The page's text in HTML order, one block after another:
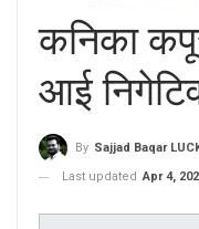
कनिका कपूर
आई
By Sajjad Baqar
Last updated Apr 4,